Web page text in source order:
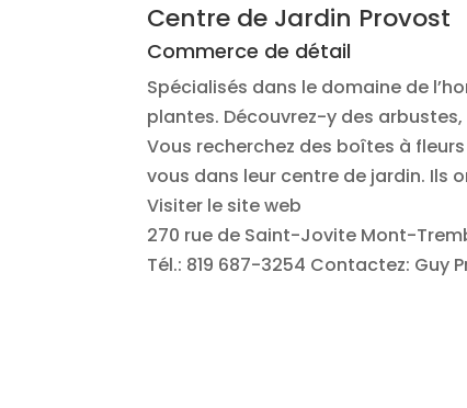
Centre de Jardin Provost
Commerce de détail
Spécialisés dans le domaine de
plantes. Découvrez-y des
Vous recherchez des boîtes à
vous dans leur centre de jardin. Ils
Visiter le site web
270 rue de Saint-Jovite Mont-
Tél.: 819 687-3254 Contactez: Guy